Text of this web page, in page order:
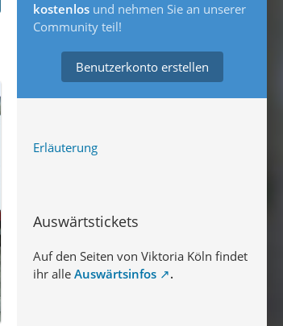
kostenlos und nehmen Sie an unserer
Community teil!
Benutzerkonto erstellen
Erläuterung
Auswärtstickets
Auf den Seiten von Viktoria Köln findet
ihr alle Auswärtsinfos .